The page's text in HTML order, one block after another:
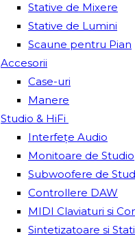
Stative de Mixere
Stative de Lumini
Scaune pentru Pian
Accesorii
Case-uri
Manere
Studio & HiFi
Interfețe Audio
Monitoare de Studio
Subwoofere de
Controllere DAW
MIDI Claviaturi si
Sintetizatoare si